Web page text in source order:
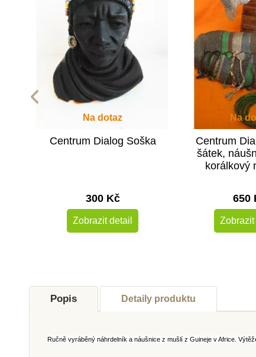
Na dotaz
Centrum Dialog Soška
300 Kč
Zobrazit detail
Na
Centrum
šátek,
korálkový
650
Zobrazit
Popis Detaily produktu
Ručně vyráběný náhrdelník a náušnice z mušlí z Guineje v Africe.